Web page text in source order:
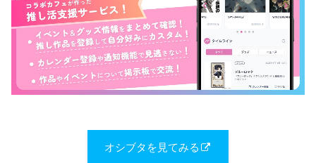
オシブタを見てみる